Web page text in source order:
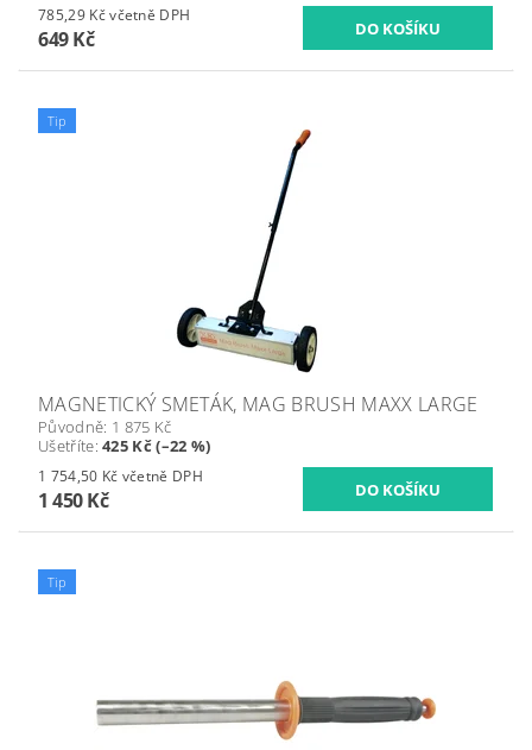
785,29 Kč včetně DPH
649 Kč
Tip
MAGNETICKÝ SMETÁK, MAG BRUSH MAXX LARGE
Původně: 1 875 Kč
Ušetříte:425 Kč (–22 %)
1 754,50 Kč včetně DPH
1 450 Kč
Tip